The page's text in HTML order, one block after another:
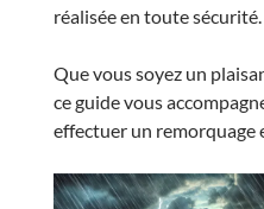
réalisée en toute sécurité.
Que vous soyez un
ce guide vous
effectuer un remorquage